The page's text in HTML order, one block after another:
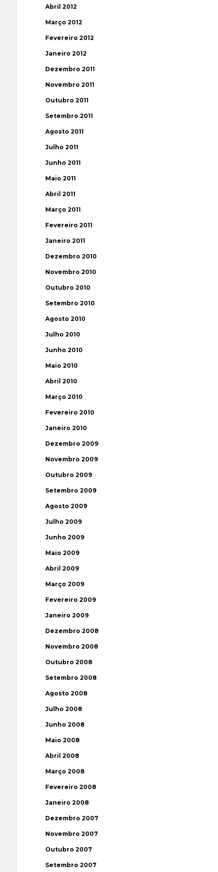
Abril 2012
Março 2012
Fevereiro 2012
Janeiro 2012
Dezembro 2011
Novembro 2011
Outubro 2011
Setembro 2011
Agosto 2011
Julho 2011
Junho 2011
Maio 2011
Abril 2011
Março 2011
Fevereiro 2011
Janeiro 2011
Dezembro 2010
Novembro 2010
Outubro 2010
Setembro 2010
Agosto 2010
Julho 2010
Junho 2010
Maio 2010
Abril 2010
Março 2010
Fevereiro 2010
Janeiro 2010
Dezembro 2009
Novembro 2009
Outubro 2009
Setembro 2009
Agosto 2009
Julho 2009
Junho 2009
Maio 2009
Abril 2009
Março 2009
Fevereiro 2009
Janeiro 2009
Dezembro 2008
Novembro 2008
Outubro 2008
Setembro 2008
Agosto 2008
Julho 2008
Junho 2008
Maio 2008
Abril 2008
Março 2008
Fevereiro 2008
Janeiro 2008
Dezembro 2007
Novembro 2007
Outubro 2007
Setembro 2007